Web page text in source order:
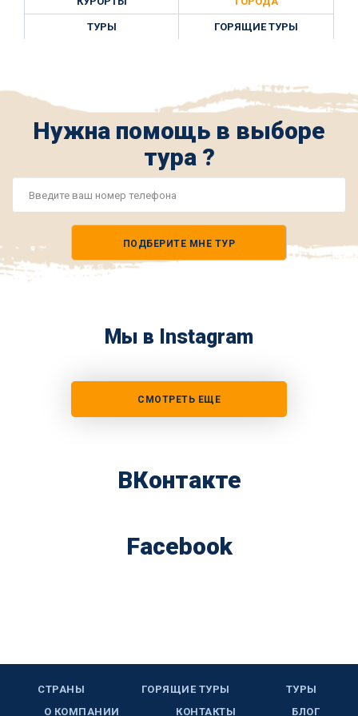
ТУРЫ ГОРЯЩИЕ ТУРЫ
Нужна помощь в выборе
тура ?
ПОДБЕРИТЕ МНЕ ТУР
Мы в Instagram
СМОТРЕТЬ ЕЩЕ
ВКонтакте
Facebook
СТРАНЫ ГОРЯЩИЕ ТУРЫ
ТУРЫ
О КОМПАНИИ
КОНТАКТЫ БЛОГ